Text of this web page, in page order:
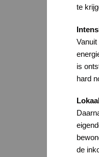
te
is
hard
de